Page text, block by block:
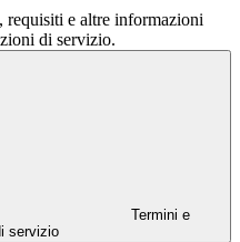
requisiti e altre informazioni
di servizio.
Termini e
servizio